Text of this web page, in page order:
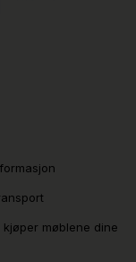
kjøper møblene dine